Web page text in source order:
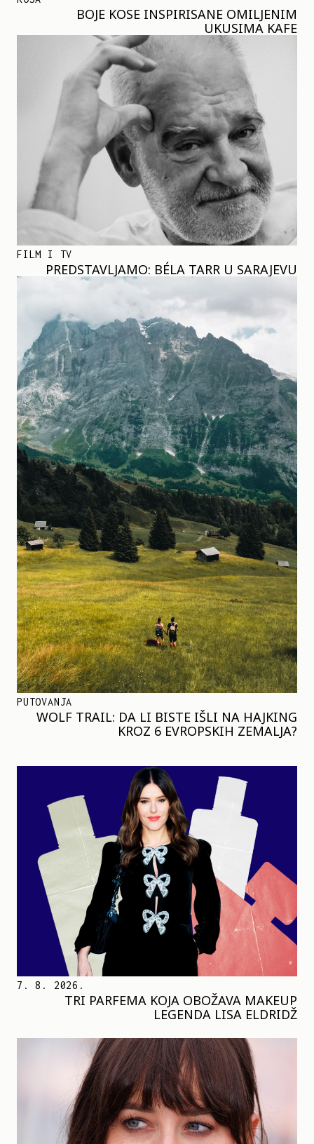
BOJE KOSE INSPIRISANE OMILJENIM
UKUSIMA KAFE
FILM I TV
PREDSTAVLJAMO: BÉLA TARR U SARAJEVU
PUTOVANJA
WOLF TRAIL: DA LI BISTE IŠLI NA HAJKING
KROZ 6 EVROPSKIH ZEMALJA?
7. 8. 2026.
TRI PARFEMA KOJA OBOŽAVA MAKEUP
LEGENDA LISA ELDRIDŽ